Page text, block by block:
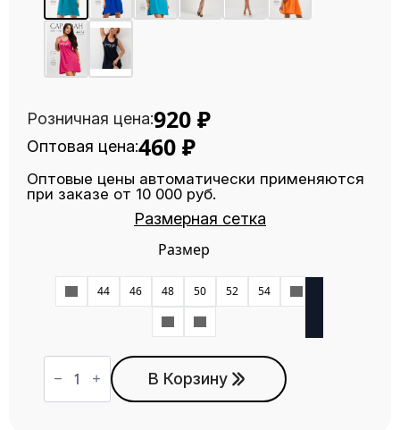
Розничная цена:920 ₽
Оптовая цена:460 ₽
Оптовые цены автоматически применяются
при заказе от 10 000 руб.
Размерная сетка
Размер
42 44 46 48 50 52 54
56
58
60
Количество
товара
Сарафан
СН-77
В Корзину